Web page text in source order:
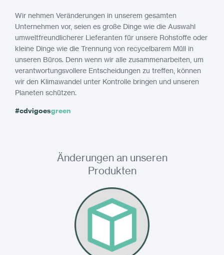
Wir nehmen Veränderungen in unserem gesamten
Unternehmen vor, seien es große Dinge wie die Auswahl
umweltfreundlicherer Lieferanten für unsere Rohstoffe oder
kleine Dinge wie die Trennung von recycelbarem Müll in
unseren Büros. Denn wenn wir alle zusammenarbeiten, um
verantwortungsvollere Entscheidungen zu treffen, können
wir den Klimawandel unter Kontrolle bringen und unseren
Planeten schützen.
#cdvigoesgreen
Änderungen an unseren
Produkten